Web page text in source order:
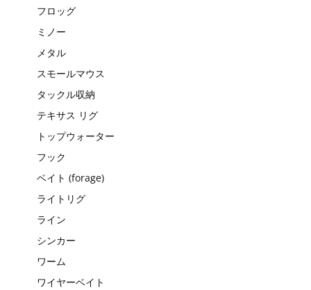
フロッグ
ミノー
メタル
スモールマウス
タックル収納
テキサス リグ
トップウォーター
フック
ベイト (forage)
ライトリグ
ライン
シンカー
ワーム
ワイヤーベイト